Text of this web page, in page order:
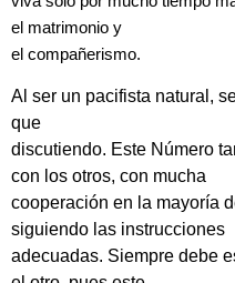
el matrimonio y
el compañerismo.
Al ser un pacifista natural,
que
discutiendo. Este Número
con los otros, con mucha
cooperación en la mayoría
siguiendo las instrucciones
adecuadas. Siempre debe